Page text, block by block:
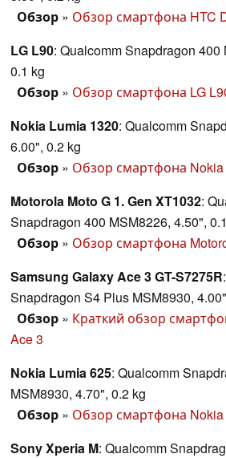
Обзор » Обзор смартфона HTC
LG L90: Qualcomm Snapdragon 400
0.1 kg
Обзор » Обзор смартфона LG
Nokia Lumia 1320: Qualcomm
6.00", 0.2 kg
Обзор » Обзор смартфона Nokia
Motorola Moto G 1. Gen XT1032:
Snapdragon 400 MSM8226, 4.50",
Обзор » Обзор смартфона
Samsung Galaxy Ace 3 GT-S7275R
Snapdragon S4 Plus MSM8930,
Обзор » Краткий обзор
Ace 3
Nokia Lumia 625: Qualcomm
MSM8930, 4.70", 0.2 kg
Обзор » Обзор смартфона Nokia
Sony Xperia M: Qualcomm